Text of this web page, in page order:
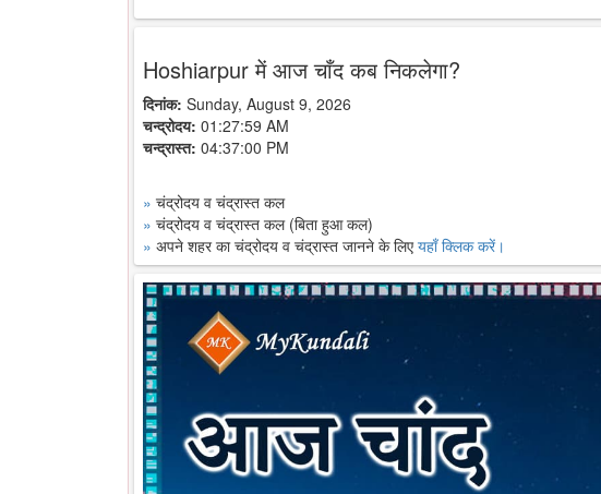
Hoshiarpur में आज चाँद कब निकलेगा?
दिनांक: Sunday, August 9, 2026
चन्द्रोदय: 01:27:59 AM
चन्द्रास्त: 04:37:00 PM
» चंद्रोदय व चंद्रास्त कल
» चंद्रोदय व चंद्रास्त कल (बिता हुआ कल)
» अपने शहर का चंद्रोदय व चंद्रास्त जानने के लिएयहाँ क्लिक करें।